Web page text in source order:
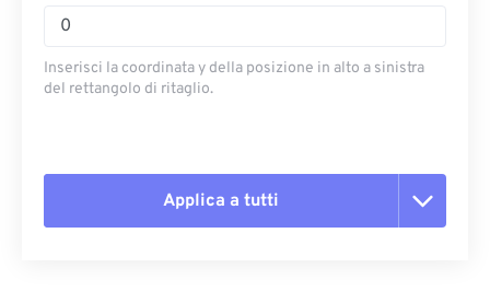
Inserisci la coordinata y della posizione in alto a sinistra
del rettangolo di ritaglio.
Applica a tutti